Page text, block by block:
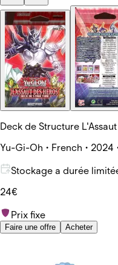
Deck de Structure
Yu-Gi-Oh • French • 2024
Stockage a durée
24€
Prix fixe
Faire une offre Acheter